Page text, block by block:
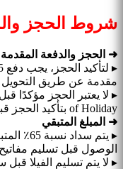
شروط الحجز
➜ الحجز والدفعة المقدمة
مقدمة عن طريق التحويل
of Holiday بتأكيد الحجز قبل إتمام الدفع.
➜ المبلغ المتبقي
▸ يتم
الوصول قبل تسليم مفاتيح
▸ لا يتم تسليم الفيلا قبل